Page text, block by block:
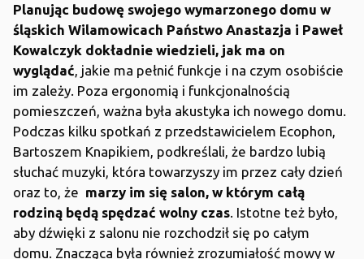
Planując budowę swojego wymarzonego domu w
śląskich Wilamowicach Państwo Anastazja i Paweł
Kowalczyk dokładnie wiedzieli, jak ma on
wyglądać, jakie ma pełnić funkcje i na czym osobiście
im zależy. Poza ergonomią i funkcjonalnością
pomieszczeń, ważna była akustyka ich nowego domu.
Podczas kilku spotkań z przedstawicielem Ecophon,
Bartoszem Knapikiem, podkreślali, że bardzo lubią
słuchać muzyki, która towarzyszy im przez cały dzień
oraz to, że marzy im się salon, w którym całą
rodziną będą spędzać wolny czas. Istotne też było,
aby dźwięki z salonu nie rozchodził się po całym
domu. Znacząca była również zrozumiałość mowy w